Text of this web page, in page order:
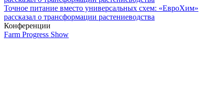
Точное питание вместо универсальных схем: «ЕвроХим»
рассказал о трансформации растениеводства
Конференции
Farm Progress Show